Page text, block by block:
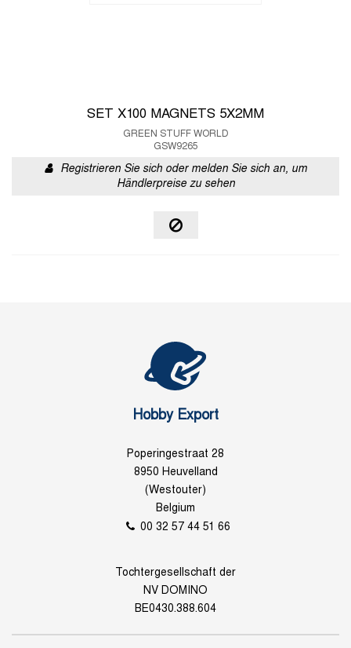
SET X100 MAGNETS 5X2MM
GREEN STUFF WORLD
GSW9265
Registrieren Sie sich oder melden Sie sich an, um
Händlerpreise zu sehen
Hobby Export
Poperingestraat 28
8950 Heuvelland
(Westouter)
Belgium
00 32 57 44 51 66
Tochtergesellschaft der
NV DOMINO
BE0430.388.604